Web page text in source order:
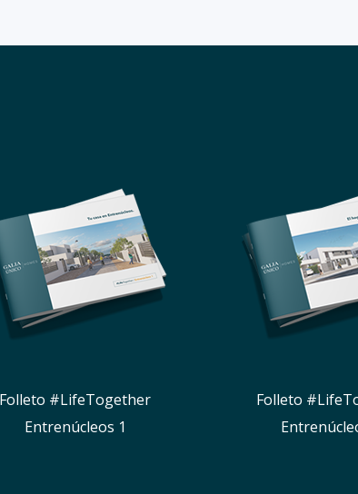
Folleto #LifeTogether
Entrenúcleos 1
Folleto